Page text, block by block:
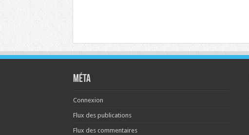
Méta
Connexion
Flux des publications
Flux des commentaires